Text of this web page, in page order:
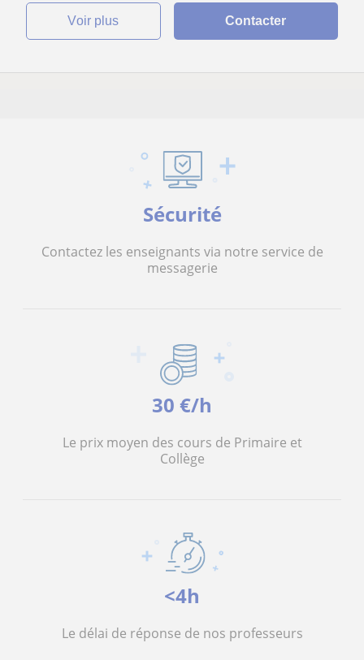
voir plus Contacter
Sécurité
Contactez les enseignants via notre service de
messagerie
30 €/h
Le prix moyen des cours de Primaire et
Collège
<4h
Le délai de réponse de nos professeurs